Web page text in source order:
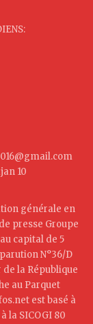
10
générale en
presse Groupe
capital de 5
N°36/D
la République
au Parquet
est basé à
la SICOGI 80